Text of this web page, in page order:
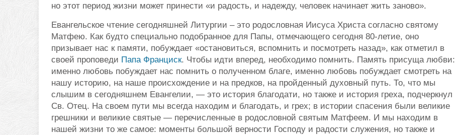
но этот период жизни может принести «и радость, и надежду, человек начинает жить заново».
Евангельское чтение сегодняшней Литургии – это родословная Иисуса Христа согласно святому
Матфею. Как будто специально подобранное для Папы, отмечающего сегодня 80-летие, оно
призывает нас к памяти, побуждает «остановиться, вспомнить и посмотреть назад», как отметил в
своей проповеди Папа Франциск. Чтобы идти вперед, необходимо помнить. Память присуща любви:
именно любовь побуждает нас помнить о полученном благе, именно любовь побуждает смотреть на
нашу историю, на наше происхождение и на предков, на пройденный духовный путь. То, что мы
слышим в сегодняшнем Евангелии, — это история благодати, но также и история греха, подчеркнул
Св. Отец. На своем пути мы всегда находим и благодать, и грех; в истории спасения были великие
грешники и великие святые — перечисленные в родословной святым Матфеем. И мы находим в
нашей жизни то же самое: моменты большой верности Господу и радости служения, но также и